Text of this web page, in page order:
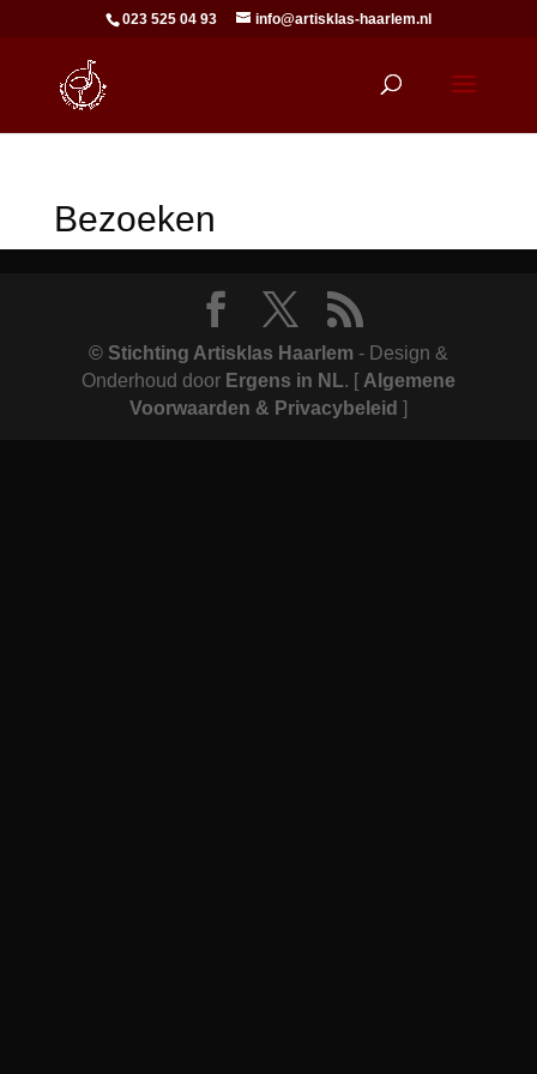
023 525 04 93 info@artisklas-haarlem.nl
Bezoeken
© Stichting Artisklas Haarlem - Design &
Onderhoud door Ergens in NL. [ Algemene
Voorwaarden & Privacybeleid ]